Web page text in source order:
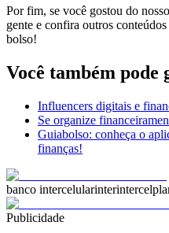
Por fim, se você gostou do
gente e confira outros
bolso!
Você também pode
Influencers digitais e
Se organize
Guiabolso: conheça o
finanças!
banco intercelularinterintercel
Publicidade